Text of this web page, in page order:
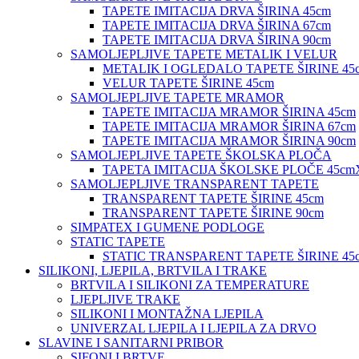
TAPETE IMITACIJA DRVA ŠIRINA 45cm
TAPETE IMITACIJA DRVA ŠIRINA 67cm
TAPETE IMITACIJA DRVA ŠIRINA 90cm
SAMOLJEPLJIVE TAPETE METALIK I VELUR
METALIK I OGLEDALO TAPETE ŠIRINE
VELUR TAPETE ŠIRINE 45cm
SAMOLJEPLJIVE TAPETE MRAMOR
TAPETE IMITACIJA MRAMOR ŠIRINA 45cm
TAPETE IMITACIJA MRAMOR ŠIRINA 67cm
TAPETE IMITACIJA MRAMOR ŠIRINA 90cm
SAMOLJEPLJIVE TAPETE ŠKOLSKA PLOČA
TAPETA IMITACIJA ŠKOLSKE PLOČE
SAMOLJEPLJIVE TRANSPARENT TAPETE
TRANSPARENT TAPETE ŠIRINE 45cm
TRANSPARENT TAPETE ŠIRINE 90cm
SIMPATEX I GUMENE PODLOGE
STATIC TAPETE
STATIC TRANSPARENT TAPETE ŠIRINE
SILIKONI, LJEPILA, BRTVILA I TRAKE
BRTVILA I SILIKONI ZA TEMPERATURE
LJEPLJIVE TRAKE
SILIKONI I MONTAŽNA LJEPILA
UNIVERZAL LJEPILA I LJEPILA ZA DRVO
SLAVINE I SANITARNI PRIBOR